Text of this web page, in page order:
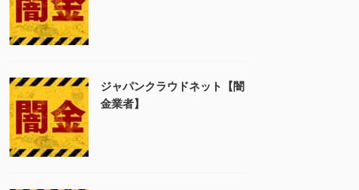
ジャパンクラウドネット【闇
金業者】